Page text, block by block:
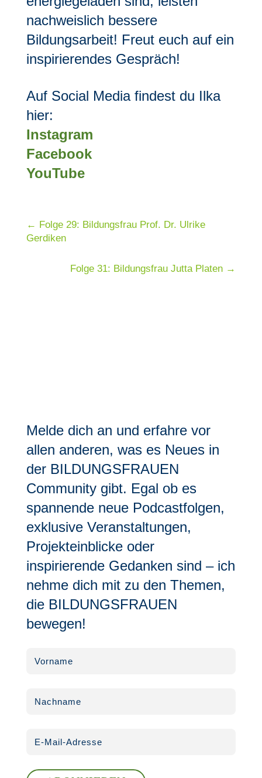
nachweislich bessere
Bildungsarbeit! Freut euch auf ein
inspirierendes Gespräch!
Auf Social Media findest du Ilka
hier:
Instagram
Facebook
YouTube
← Folge 29: Bildungsfrau Prof. Dr. Ulrike
Gerdiken
Folge 31: Bildungsfrau Jutta Platen →
Melde dich an und erfahre vor
allen anderen, was es Neues in
der BILDUNGSFRAUEN
Community gibt. Egal ob es
spannende neue Podcastfolgen,
exklusive Veranstaltungen,
Projekteinblicke oder
inspirierende Gedanken sind – ich
nehme dich mit zu den Themen,
die BILDUNGSFRAUEN
bewegen!